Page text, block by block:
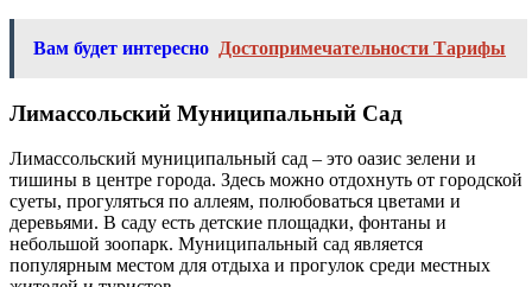
Вам будет интересно Достопримечательности Тарифы
Лимассольский Муниципальный Сад
Лимассольский муниципальный сад – это оазис зелени и
тишины в центре города. Здесь можно отдохнуть от городской
суеты, прогуляться по аллеям, полюбоваться цветами и
деревьями. В саду есть детские площадки, фонтаны и
небольшой зоопарк. Муниципальный сад является
популярным местом для отдыха и прогулок среди местных